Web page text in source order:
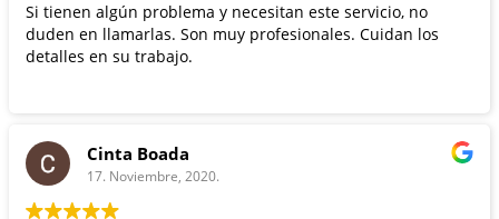
Si tienen algún problema y necesitan este servicio, no
duden en llamarlas. Son muy profesionales. Cuidan los
detalles en su trabajo.
Cinta Boada
17. Noviembre, 2020.